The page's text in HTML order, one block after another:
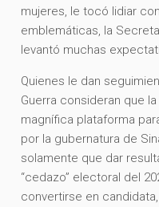
mujeres, le tocó lidiar
emblemáticas, la
levantó muchas
Quienes le dan
Guerra consideran que
magnífica plataforma
por la gubernatura de
solamente que dar
“cedazo” electoral del
convertirse en